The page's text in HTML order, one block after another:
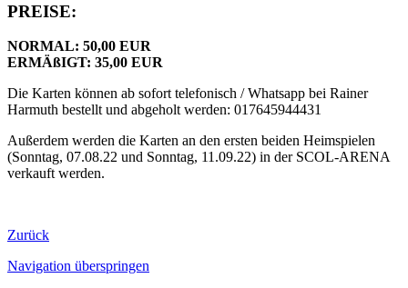
PREISE:
NORMAL: 50,00 EUR
ERMÄßIGT: 35,00 EUR
Die Karten können ab sofort telefonisch / Whatsapp bei Rainer
Harmuth bestellt und abgeholt werden: ‭017645944431‬
Außerdem werden die Karten an den ersten beiden Heimspielen
(Sonntag, 07.08.22 und Sonntag, 11.09.22) in der SCOL-ARENA
verkauft werden.
Zurück
Navigation überspringen